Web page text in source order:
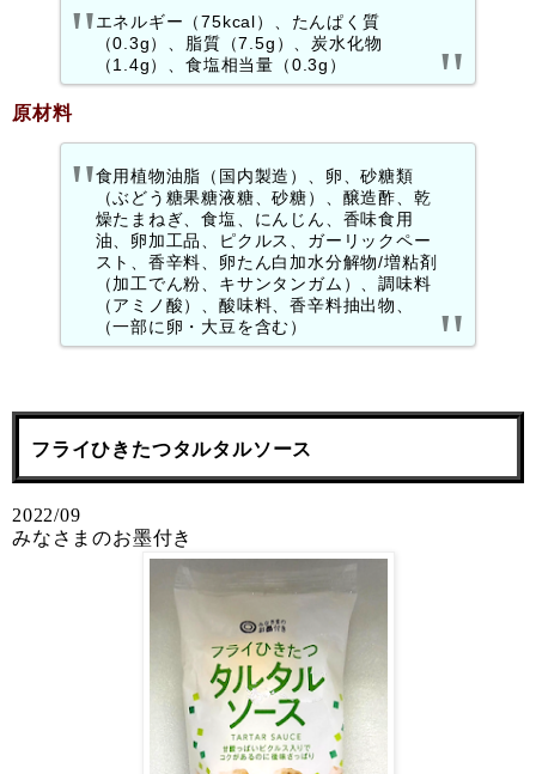
エネルギー（75kcal）、たんぱく質
（0.3g）、脂質（7.5g）、炭水化物
（1.4g）、食塩相当量（0.3g）
原材料
食用植物油脂（国内製造）、卵、砂糖類
（ぶどう糖果糖液糖、砂糖）、醸造酢、乾
燥たまねぎ、食塩、にんじん、香味食用
油、卵加工品、ピクルス、ガーリックペー
スト、香辛料、卵たん白加水分解物/増粘剤
（加工でん粉、キサンタンガム）、調味料
（アミノ酸）、酸味料、香辛料抽出物、
（一部に卵・大豆を含む）
フライひきたつタルタルソース
2022/09
みなさまのお墨付き